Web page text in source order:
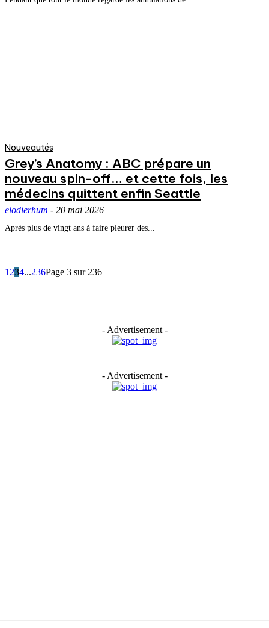
Nouveautés
Grey’s Anatomy : ABC prépare un
nouveau spin-off… et cette fois, les
médecins quittent enfin Seattle
elodierhum - 20 mai 2026
Après plus de vingt ans à faire pleurer des...
1 234...236Page 3 sur 236
- Advertisement -
- Advertisement -